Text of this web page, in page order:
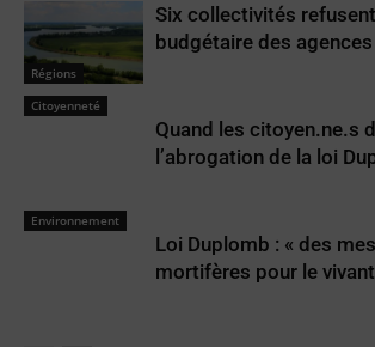
Régions
Six collectivités
budgétaire des agences
Citoyenneté
Quand les citoyen.ne.s
l’abrogation de la loi
Environnement
Loi Duplomb : « des
mortifères pour le